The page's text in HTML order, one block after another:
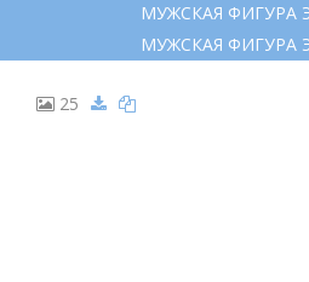
МУЖСКАЯ ФИГУРА
МУЖСКАЯ ФИГУРА
25